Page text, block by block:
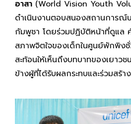
อาสา (World Vision Youth
ดำเนินงานตอบสนองสถานการณ์
กัมพูชา โดยร่วมปฏิบัติหน้าที่ดูแล
สภาพจิตใจของเด็กในศูนย์พักพิง
สะท้อนให้เห็นถึงบทบาทของเยาว
ข้างผู้ที่ได้รับผลกระทบและร่วมสร้